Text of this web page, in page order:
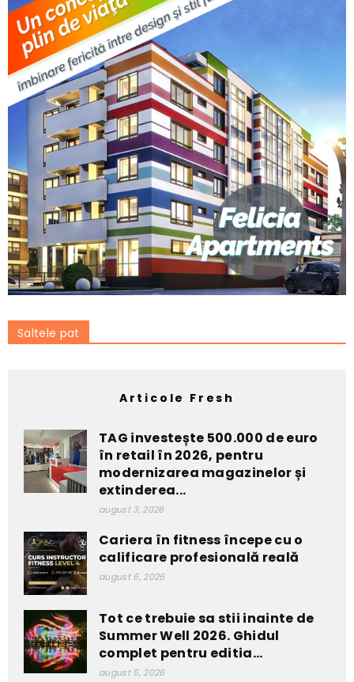
Saltele pat
Articole Fresh
TAG investește 500.000 de euro
în retail în 2026, pentru
modernizarea magazinelor și
extinderea...
august 3, 2026
Cariera în fitness începe cu o
calificare profesională reală
august 6, 2026
Tot ce trebuie sa stii inainte de
Summer Well 2026. Ghidul
complet pentru editia...
august 5, 2026